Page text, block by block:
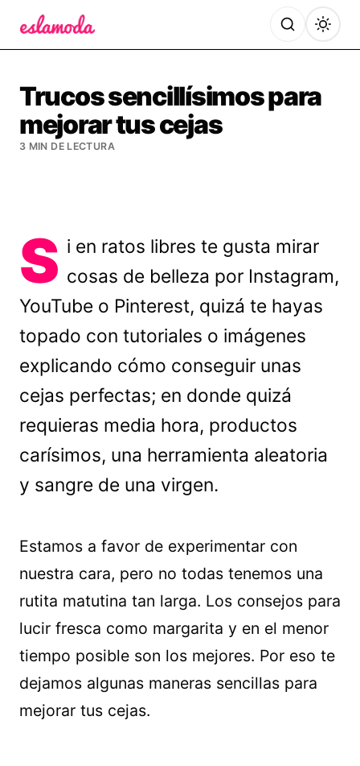
Trucos sencillísimos para
mejorar tus cejas
3 MIN DE LECTURA
S i en ratos libres te gusta mirar
cosas de belleza por Instagram,
YouTube o Pinterest, quizá te hayas
topado con tutoriales o imágenes
explicando cómo conseguir unas
cejas perfectas; en donde quizá
requieras media hora, productos
carísimos, una herramienta aleatoria
y sangre de una virgen.
Estamos a favor de experimentar con
nuestra cara, pero no todas tenemos una
rutita matutina tan larga. Los consejos para
lucir fresca como margarita y en el menor
tiempo posible son los mejores. Por eso te
dejamos algunas maneras sencillas para
mejorar tus cejas.